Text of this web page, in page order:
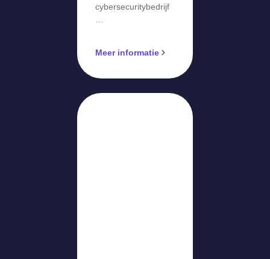
cybersecuritybedrijf
…
Meer informatie